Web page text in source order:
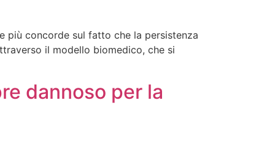
più concorde sul fatto che la persistenza
il modello biomedico, che si
dannoso per la